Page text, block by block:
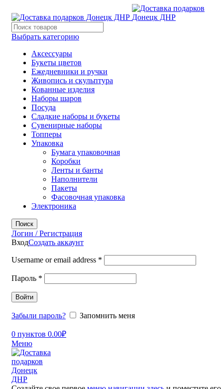
Выбрать категорию
Аксессуары
Букеты цветов
Ежедневники и ручки
Живопись и скульптура
Кованные изделия
Наборы шаров
Посуда
Сладкие наборы и букеты
Сувенирные наборы
Топперы
Упаковка
Бумага упаковочная
Коробки
Ленты и банты
Наполнители
Пакеты
Фасовочная упаковка
Электроника
Поиск
Логин / Регистрация
ВходСоздать аккаунт
Username or email address *
Пароль *
Войти
Забыли пароль? Запомнить меня
0 пунктов 0.00₽
Меню